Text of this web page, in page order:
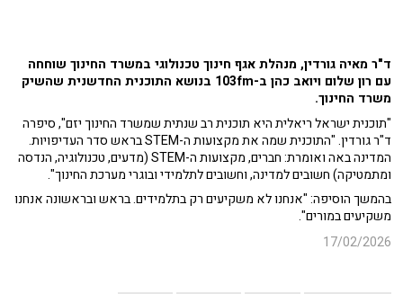
ד"ר מאיה גורדין, מנהלת אגף חינוך טכנולוגי במשרד החינוך שוחחה
עם רון שלום ויואב כהן ב-103fm בנושא התוכנית החדשנית שהשיק
משרד החינוך.
"תוכנית ישראל ריאלית היא תוכנית רב שנתית שמשרד החינוך יזם", סיפרה
ד"ר גורדין. "התוכנית שמה את מקצועות ה-STEM בראש סדר העדיפויות.
המדינה באה ואומרת: חברים, מקצועות ה-STEM (מדעים, טכנולוגיה, הנדסה
ומתמטיקה) חשובים למדינה, וחשובים לתלמידי ובוגרי מערכת החינוך".
בהמשך הוסיפה: "אנחנו לא משקיעים רק בתלמידים. בראש ובראשונה אנחנו
משקיעים במורים".
17/02/2026